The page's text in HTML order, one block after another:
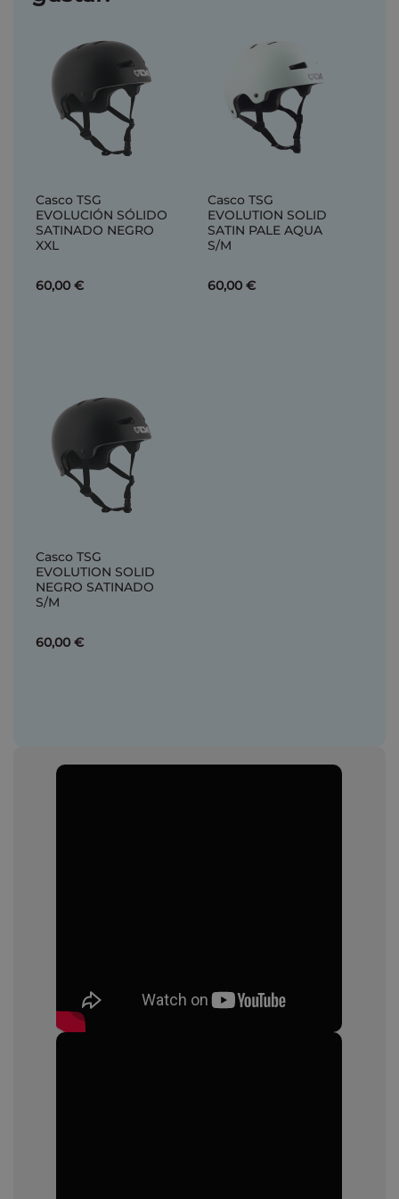
Casco TSG
EVOLUCIÓN SÓLIDO
SATINADO NEGRO
XXL
60,00 €
Casco TSG
EVOLUTION SOLID
SATIN PALE AQUA
S/M
60,00 €
Casco TSG
EVOLUTION SOLID
NEGRO SATINADO
S/M
60,00 €